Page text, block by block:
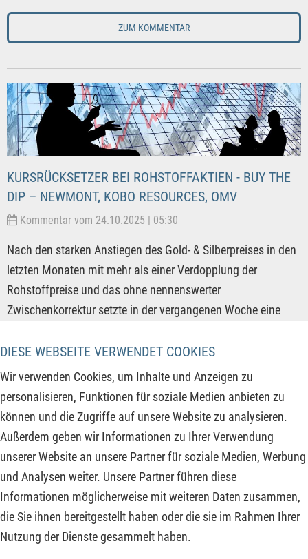
DIESE WEBSEITE VERWENDET COOKIES
Wir verwenden Cookies, um Inhalte und Anzeigen zu
personalisieren, Funktionen für soziale Medien anbieten zu
können und die Zugriffe auf unsere Website zu analysieren.
Außerdem geben wir Informationen zu Ihrer Verwendung
unserer Website an unsere Partner für soziale Medien, Werbung
und Analysen weiter. Unsere Partner führen diese
Informationen möglicherweise mit weiteren Daten zusammen,
die Sie ihnen bereitgestellt haben oder die sie im Rahmen Ihrer
Nutzung der Dienste gesammelt haben.
ZUM KOMMENTAR
KURSRÜCKSETZER BEI ROHSTOFFAKTIEN - BUY THE
DIP – NEWMONT, KOBO RESOURCES, OMV
Kommentar vom 24.10.2025 | 05:30
Nach den starken Anstiegen des Gold- & Silberpreises in den
letzten Monaten mit mehr als einer Verdopplung der
Rohstoffpreise und das ohne nennenswerter
Zwischenkorrektur setzte in der vergangenen Woche eine
Goldpreis von letztem Freitag bis Mittwoch dieser Woche um
376 USD bzw. 8,59 % ab, ehe sich der Markt wieder
stabilisierte. Dynamischer ging es bei Silber zu, wo der Preis
im selben Zeitraum um 6,95 USD bzw. 12,76 % in der Spitze
abtauchte. Seitdem erholen sich beide Edelmetalle und das
bietet bei Rohstoffaktien die Chance, die Kursrücksetzer als
„Buy the Dip“ zu nutzen.